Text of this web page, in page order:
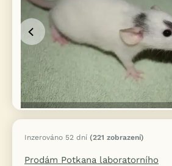
Inzerováno 52 dní (221 zobrazení)
Prodám Potkana laboratorního